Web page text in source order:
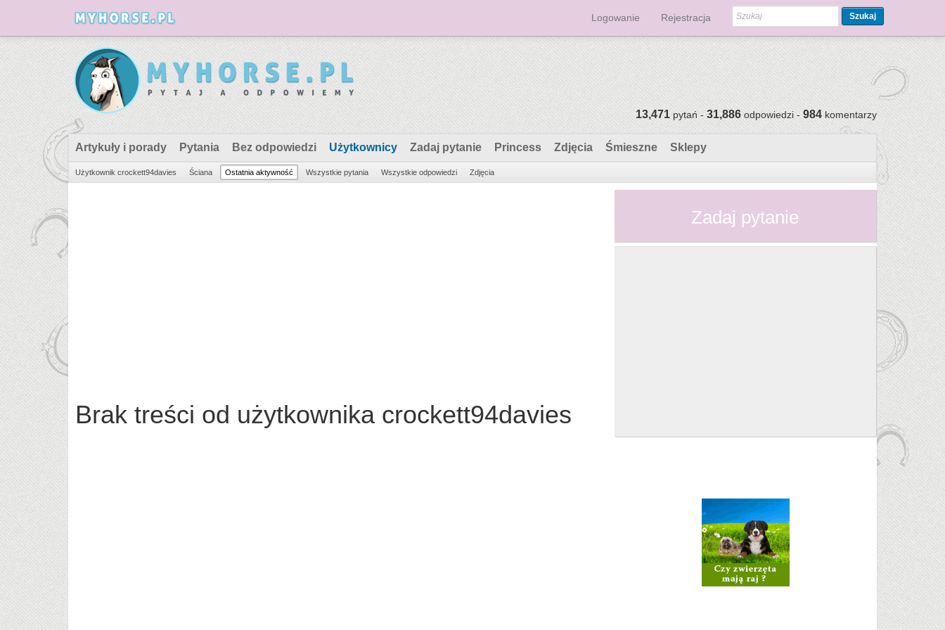
Logowanie Rejestracja Szukaj
13,471pytań -31,886odpowiedzi -984komentarzy
Artykuły i porady Pytania Bez odpowiedzi Użytkownicy Zadaj pytanie Princess Zdjęcia Śmieszne Sklepy
Użytkownik crockett94davies Ściana Ostatnia aktywność Wszystkie pytania Wszystkie odpowiedzi Zdjęcia
Brak treści od użytkownika crockett94davies
Zadaj pytanie